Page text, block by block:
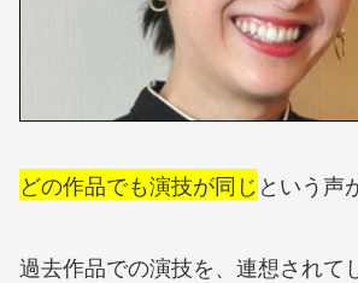
どの作品でも演技が同じという声
過去作品での演技を、連想されて